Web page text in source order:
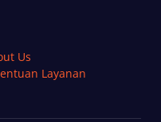
Us
Layanan